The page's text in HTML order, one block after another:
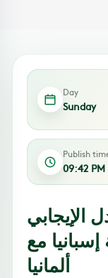
Day
Sunday
Publish
09:42 PM
الإيجابي
مع
ألمانيا